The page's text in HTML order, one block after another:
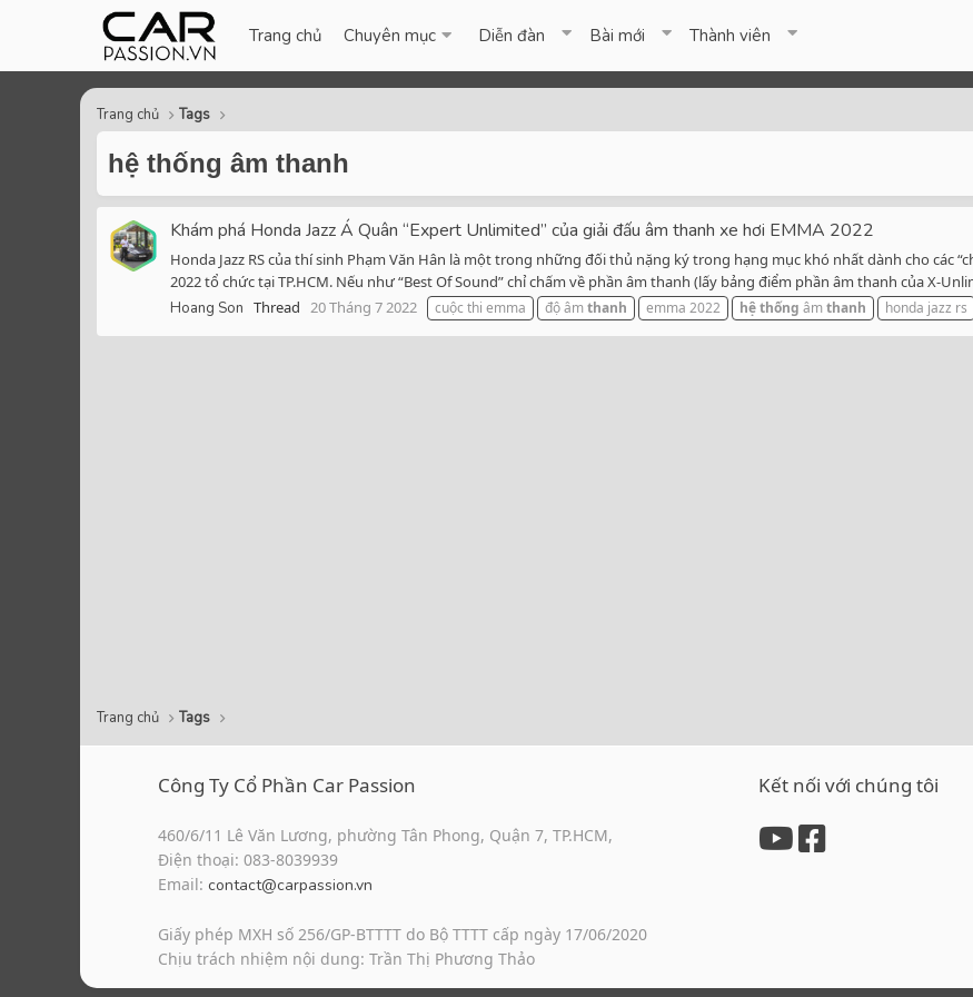
Trang chủ Chuyên mục Diễn đàn Bài mới Thành viên
Trang chủ Tags
hệ thống âm thanh
Khám phá Honda Jazz Á Quân “Expert Unlimited” của giải đấu âm thanh xe hơi EMMA 2022
Honda Jazz RS của thí sinh Phạm Văn Hân là một trong những đối thủ nặng ký trong hạng mục khó nhất dành cho các
2022 tổ chức tại TP.HCM. Nếu như “Best Of Sound” chỉ chấm về phần âm thanh (lấy bảng điểm phần âm thanh của X-
Hoang Son Thread 20 Tháng 7 2022 cuộc thi emma độ âmthanh emma 2022 hệthống âmthanh honda jazz rs
Trang chủ Tags
Công Ty Cổ Phần Car Passion
460/6/11 Lê Văn Lương, phường Tân Phong, Quận 7, TP.HCM,
Điện thoại: 083-8039939
Email: contact@carpassion.vn
Giấy phép MXH số 256/GP-BTTTT do Bộ TTTT cấp ngày 17/06/2020
Chịu trách nhiệm nội dung: Trần Thị Phương Thảo
Kết nối với chúng tôi